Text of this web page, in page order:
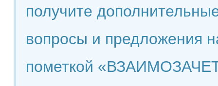
получите
вопросы и предложения
пометкой